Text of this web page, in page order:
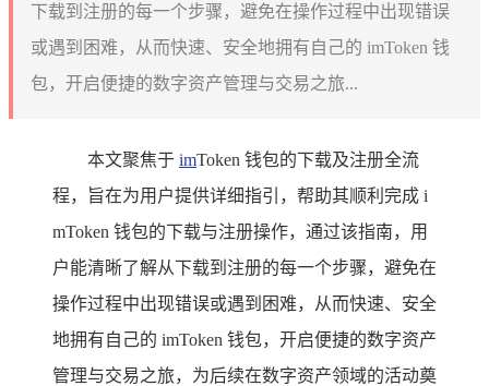
下载到注册的每一个步骤，避免在操作过程中出现错误
或遇到困难，从而快速、安全地拥有自己的 imToken 钱
包，开启便捷的数字资产管理与交易之旅...
本文聚焦于 imToken 钱包的下载及注册全流
程，旨在为用户提供详细指引，帮助其顺利完成 i
mToken 钱包的下载与注册操作，通过该指南，用
户能清晰了解从下载到注册的每一个步骤，避免在
操作过程中出现错误或遇到困难，从而快速、安全
地拥有自己的 imToken 钱包，开启便捷的数字资产
管理与交易之旅，为后续在数字资产领域的活动奠